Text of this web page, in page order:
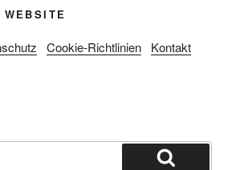
Cookie-Richtlinien Kontakt